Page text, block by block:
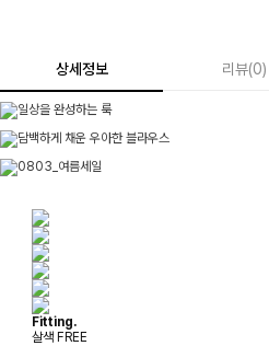
상세정보 리뷰(0)
Fitting.
살색 FREE